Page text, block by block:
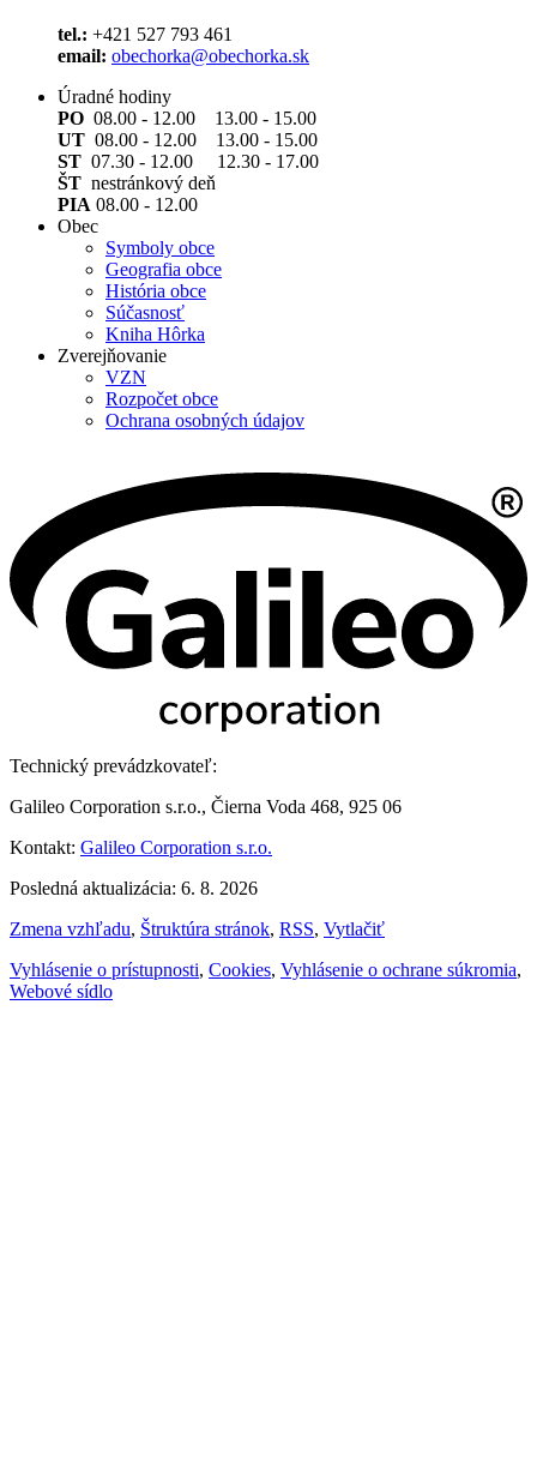
tel.: +421 527 793 461
email: obechorka@obechorka.sk
Úradné hodiny
PO 08.00 - 12.00 13.00 - 15.00
UT 08.00 - 12.00 13.00 - 15.00
ST 07.30 - 12.00 12.30 - 17.00
ŠT nestránkový deň
PIA 08.00 - 12.00
Obec
Symboly obce
Geografia obce
História obce
Súčasnosť
Kniha Hôrka
Zverejňovanie
VZN
Rozpočet obce
Ochrana osobných údajov
Technický prevádzkovateľ:
Galileo Corporation s.r.o., Čierna Voda 468, 925 06
Kontakt: Galileo Corporation s.r.o.
Posledná aktualizácia: 6. 8. 2026
Zmena vzhľadu, Štruktúra stránok, RSS, Vytlačiť
Vyhlásenie o prístupnosti, Cookies, Vyhlásenie o ochrane súkromia,
Webové sídlo